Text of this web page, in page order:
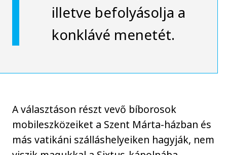
illetve befolyásolja a
konklávé menetét.
A választáson részt vevő bíborosok
mobileszközeiket a Szent Márta-házban és
más vatikáni szálláshelyeiken hagyják, nem